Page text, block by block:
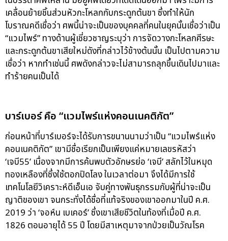
เคลื่อนย้ายชิ้นส่วนหัวกะโหลกกับกระดูกต้นขา ซึ่งทำให้นัก
โบราณคดีเชื่อว่า ศพนี้น่าจะเป็นของบุคคลที่คนในยุคนั้นเชื่อว่าเป็น
“แวมไพร์” ทางด้านผู้เชี่ยวชาญระบุว่า การจัดวางกะโหลกศีรษะ
และกระดูกต้นขาเสียใหม่ดังที่กล่าวไว้ข้างต้นนั้น เป็นไปตามความ
เชื่อว่า หากทำเช่นนี้ ศพดังกล่าวจะไม่สามารถลุกขึ้นเดินไปมาและ
ทำร้ายคนเป็นได้
บาร์เบอร์ คือ “แวมไพร์แห่งคอนเนคติกัต”
ก่อนหน้าที่บาร์เบอร์จะได้รับการขนานนามว่าเป็น “แวมไพร์แห่ง
คอนเนคติกัต” เขามีชื่อเรียกเป็นเพียงแค่หมายเลขรหัสว่า
‘เจบี55’ เนื่องจากมีการค้นพบตัวอักษรย่อ ‘เจบี’ สลักไว้ในหมุด
ทองเหลืองที่ซึ่งใช้ตอกปิดโลง ในเวลาต่อมา จึงได้มีการใช้
เทคโนโลยีวิเคราะห์ดีเอ็นเอ จับคู่ทางพันธุกรรมกับผู้ที่น่าจะเป็น
ญาติของเขา จนกระทั่งได้ชื่อที่แท้จริงของเขาออกมาในปี ค.ศ.
2019 ว่า ‘จอห์น เบเคอร์’ ซึ่งเขาเสียชีวิตในท้องที่เมื่อปี ค.ศ.​
1826 ตอนอายุได้ 55 ปี โดยมีสาเหตุมาจากป่วยเป็นวัณโรค